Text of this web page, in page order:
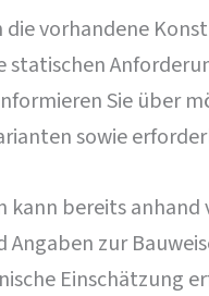
die vorhandene
statischen
Sie über
sowie
kann bereits anhand
Angaben zur
Einschätzung